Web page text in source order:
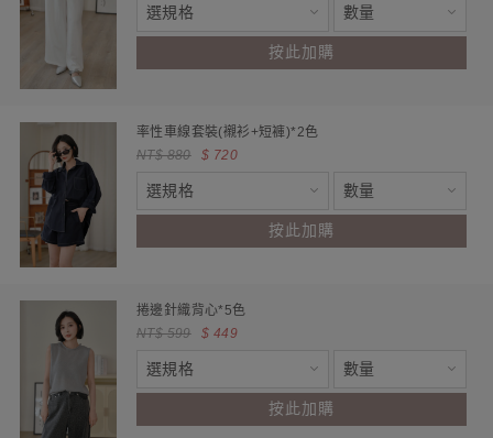
按此加購
率性車線套裝(襯衫+短褲)*2色
NT$ 880
$ 720
按此加購
捲邊針織背心*5色
NT$ 599
$ 449
按此加購